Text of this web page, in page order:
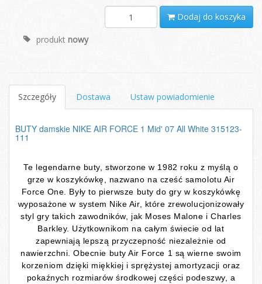
Dodaj do koszyka
produkt nowy
Szczegóły Dostawa Ustaw powiadomienie
BUTY damskie NIKE AIR FORCE 1 Mid' 07 All White 315123-
111
Te legendarne buty, stworzone w 1982 roku z myślą o
grze w koszykówkę, nazwano na cześć samolotu Air
Force One. Były to pierwsze buty do gry w koszykówkę
wyposażone w system Nike Air, które zrewolucjonizowały
styl gry takich zawodników, jak Moses Malone i Charles
Barkley. Użytkownikom na całym świecie od lat
zapewniają lepszą przyczepność niezależnie od
nawierzchni. Obecnie buty Air Force 1 są wierne swoim
korzeniom dzięki miękkiej i sprężystej amortyzacji oraz
pokaźnych rozmiarów środkowej części podeszwy, a